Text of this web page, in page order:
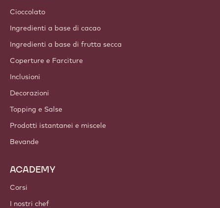
Cioccolato
Ingredienti a base di cacao
Ingredienti a base di frutta secca
Coperture e Farciture
Inclusioni
Decorazioni
Topping e Salse
Prodotti istantanei e miscele
Bevande
ACADEMY
Corsi
I nostri chef